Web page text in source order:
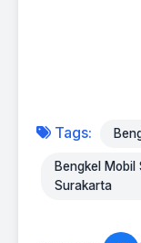
Tags:
Bengkel
Surakarta